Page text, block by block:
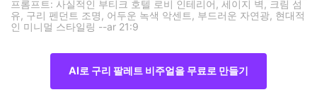
프롬프트: 사실적인 부티크 호텔 로비 인테리어, 세이지 벽, 크림 섬
유, 구리 펜던트 조명, 어두운 녹색 악센트, 부드러운 자연광, 현대적
인 미니멀 스타일링 --ar 21:9
AI로 구리 팔레트 비주얼을 무료로 만들기